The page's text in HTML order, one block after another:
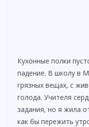
Кухонные полки
падение. В школу в
грязных вещах, с
голода. Учителя
задания, но я жила
как бы пережить